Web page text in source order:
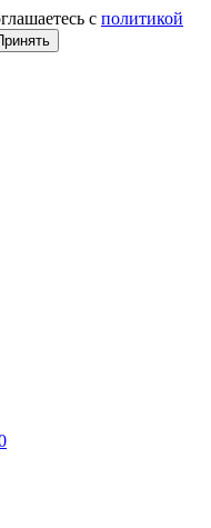
с политикой